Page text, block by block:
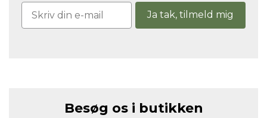
Ja tak, tilmeld mig
Besøg os i butikken